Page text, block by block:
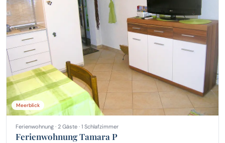
Meerblick
Ferienwohnung · 2 Gäste · 1 Schlafzimmer
Ferienwohnung Tamara P